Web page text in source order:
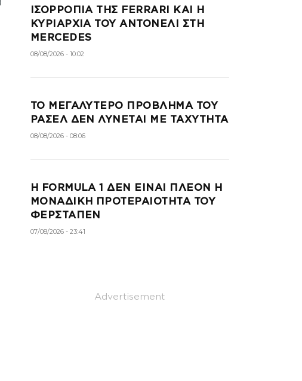
ΙΣΟΡΡΟΠΙΑ ΤΗΣ FERRARI ΚΑΙ Η
ΚΥΡΙΑΡΧΙΑ ΤΟΥ ΑΝΤΟΝΕΛΙ ΣΤΗ
MERCEDES
08/08/2026 - 10:02
ΤΟ ΜΕΓΑΛΥΤΕΡΟ ΠΡΟΒΛΗΜΑ ΤΟΥ
ΡΑΣΕΛ ΔΕΝ ΛΥΝΕΤΑΙ ΜΕ ΤΑΧΥΤΗΤΑ
08/08/2026 - 08:06
Η FORMULA 1 ΔΕΝ ΕΙΝΑΙ ΠΛΕΟΝ Η
ΜΟΝΑΔΙΚΗ ΠΡΟΤΕΡΑΙΟΤΗΤΑ ΤΟΥ
ΦΕΡΣΤΑΠΕΝ
07/08/2026 - 23:41
Advertisement